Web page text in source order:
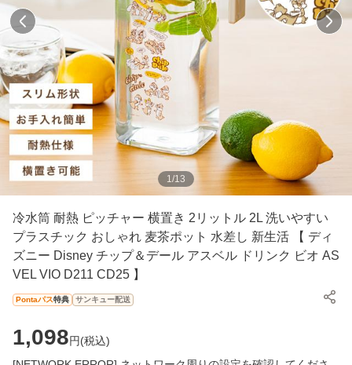
1/13
冷水筒 耐熱 ピッチャー 横置き 2リットル 2L 洗いやすい
プラスチック おしゃれ 麦茶ポット 水差し 新生活 【 ディ
ズニー Disney チップ＆デール アスベル ドリンク ビオ AS
VEL VIO D211 CD25 】
Pontaパス特典 サンキュー配送
1,098円(税込)